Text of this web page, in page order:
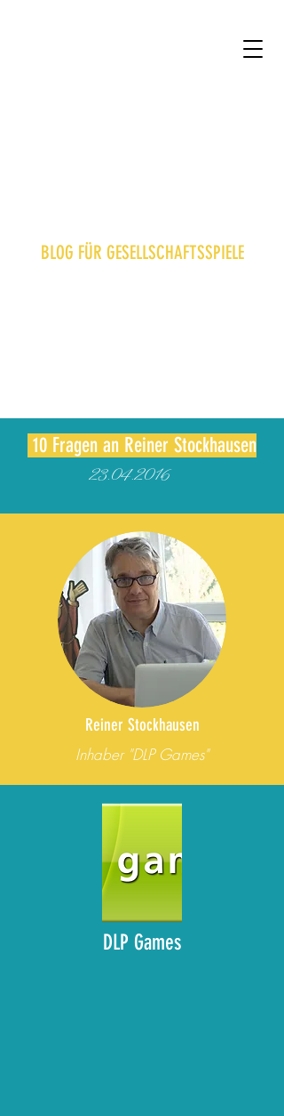
BLOG FÜR GESELLSCHAFTSSPIELE
10 Fragen an Reiner Stockhausen
23.04.2016
Reiner Stockhausen
Inhaber "DLP Games"
DLP Games